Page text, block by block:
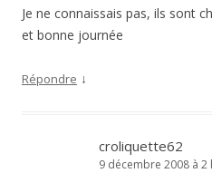
Je ne connaissais pas, ils sont
et bonne journée
Répondre ↓
croliquette62
9 décembre 2008 à 2